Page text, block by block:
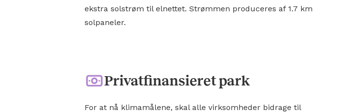
ekstra solstrøm til elnettet. Strømmen produceres af 1.7 km
solpaneler.
Privatfinansieret park
For at nå klimamålene, skal alle virksomheder bidrage til